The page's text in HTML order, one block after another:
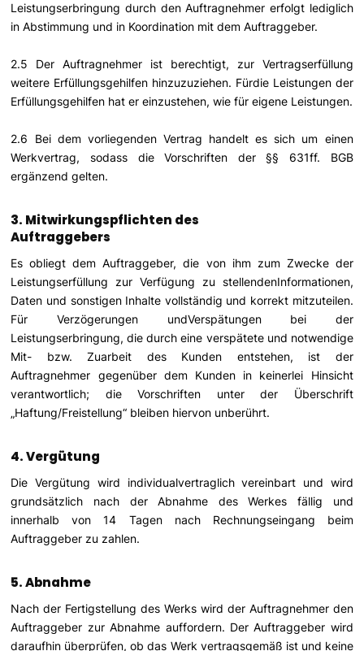
Leistungserbringung durch den Auftragnehmer erfolgt lediglich
in Abstimmung und in Koordination mit dem Auftraggeber.
2.5 Der Auftragnehmer ist berechtigt, zur Vertragserfüllung
weitere Erfüllungsgehilfen hinzuzuziehen. Fürdie Leistungen der
Erfüllungsgehilfen hat er einzustehen, wie für eigene Leistungen.
2.6 Bei dem vorliegenden Vertrag handelt es sich um einen
Werkvertrag, sodass die Vorschriften der §§ 631ff. BGB
ergänzend gelten.
3. Mitwirkungspflichten des
Auftraggebers
Es obliegt dem Auftraggeber, die von ihm zum Zwecke der
Leistungserfüllung zur Verfügung zu stellendenInformationen,
Daten und sonstigen Inhalte vollständig und korrekt mitzuteilen.
Für Verzögerungen undVerspätungen bei der
Leistungserbringung, die durch eine verspätete und notwendige
Mit- bzw. Zuarbeit des Kunden entstehen, ist der
Auftragnehmer gegenüber dem Kunden in keinerlei Hinsicht
verantwortlich; die Vorschriften unter der Überschrift
„Haftung/Freistellung“ bleiben hiervon unberührt.
4. Vergütung
Die Vergütung wird individualvertraglich vereinbart und wird
grundsätzlich nach der Abnahme des Werkes fällig und
innerhalb von 14 Tagen nach Rechnungseingang beim
Auftraggeber zu zahlen.
5. Abnahme
Nach der Fertigstellung des Werks wird der Auftragnehmer den
Auftraggeber zur Abnahme auffordern. Der Auftraggeber wird
daraufhin überprüfen, ob das Werk vertragsgemäß ist und keine